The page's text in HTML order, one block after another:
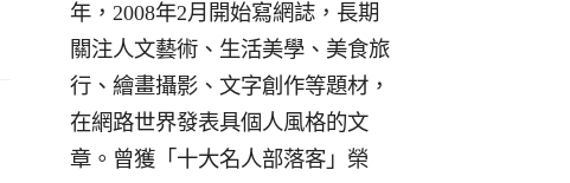
年，2008年2月開始寫網誌，長期
關注人文藝術、生活美學、美食旅
行、繪畫攝影、文字創作等題材，
在網路世界發表具個人風格的文
章。曾獲「十大名人部落客」榮